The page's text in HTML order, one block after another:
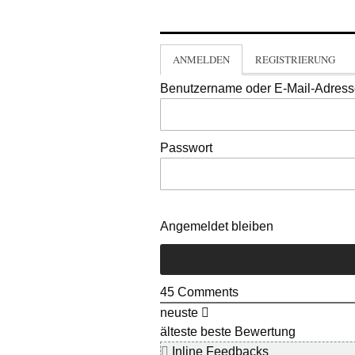
ANMELDEN REGISTRIERUNG
Benutzername oder E-Mail-
Passwort
Angemeldet bleiben
45 Comments
neuste
älteste beste Bewertung
Inline Feedbacks